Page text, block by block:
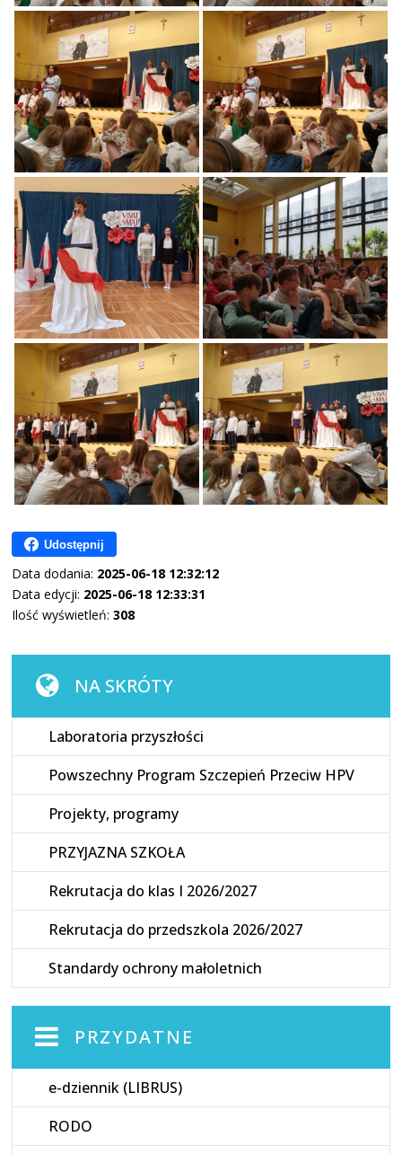
Udostępnij
Data dodania: 2025-06-18 12:32:12
Data edycji: 2025-06-18 12:33:31
Ilość wyświetleń:308
NA SKRÓTY
Laboratoria przyszłości
Powszechny Program Szczepień Przeciw HPV
Projekty, programy
PRZYJAZNA SZKOŁA
Rekrutacja do klas I 2026/2027
Rekrutacja do przedszkola 2026/2027
Standardy ochrony małoletnich
PRZYDATNE
e-dziennik (LIBRUS)
RODO